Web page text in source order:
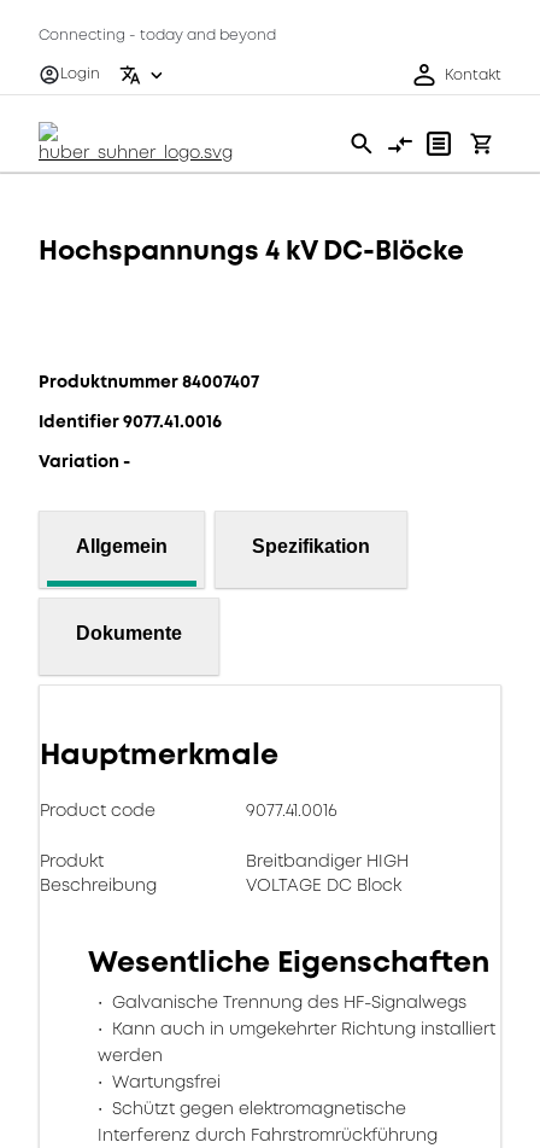
Connecting - today and beyond
Login
Kontakt
Hochspannungs 4 kV DC-Blöcke
Produktnummer 84007407
Identifier 9077.41.0016
Variation -
Allgemein Spezifikation
Dokumente
Hauptmerkmale
Product code 9077.41.0016
Produkt
Beschreibung
Breitbandiger HIGH
VOLTAGE DC Block
Wesentliche Eigenschaften
Galvanische Trennung des HF-Signalwegs
Kann auch in umgekehrter Richtung installiert
werden
Wartungsfrei
Schützt gegen elektromagnetische
Interferenz durch Fahrstromrückführung